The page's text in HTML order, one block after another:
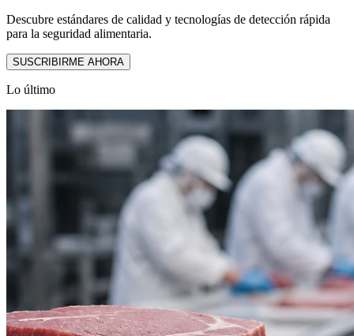
Descubre estándares de calidad y tecnologías de detección rápida
para la seguridad alimentaria.
SUSCRIBIRME AHORA
Lo último